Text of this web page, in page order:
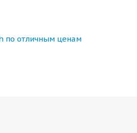
по отличным ценам